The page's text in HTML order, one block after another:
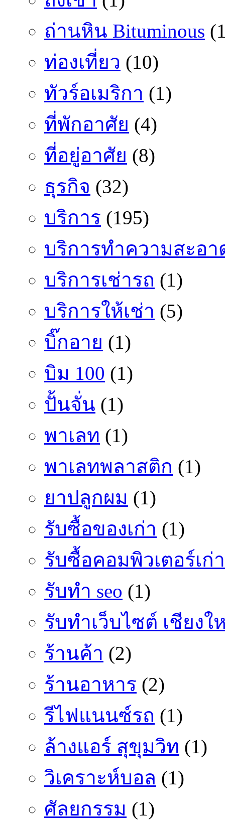
ถ่านหิน Bituminous
ท่องเที่ยว (10)
ทัวร์อเมริกา (1)
ที่พักอาศัย (4)
ที่อยู่อาศัย (8)
ธุรกิจ (32)
บริการ (195)
บริการทำความสะอา
บริการเช่ารถ (1)
บริการให้เช่า (5)
บิ๊กอาย (1)
บิม 100 (1)
ปั้นจั่น (1)
พาเลท (1)
พาเลทพลาสติก (1)
ยาปลูกผม (1)
รับซื้อของเก่า (1)
รับซื้อคอมพิวเตอร์เก่า
รับทำ seo (1)
รับทำเว็บไซต์ เชียงใ
ร้านค้า (2)
ร้านอาหาร (2)
รีไฟแนนซ์รถ (1)
ล้างแอร์ สุขุมวิท (1)
วิเคราะห์บอล (1)
ศัลยกรรม (1)